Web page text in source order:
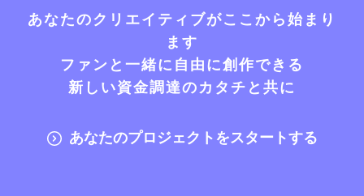
あなたのクリエイティブがここから始まり
ます
ファンと一緒に自由に創作できる
新しい資金調達のカタチと共に
あなたのプロジェクトをスタートする